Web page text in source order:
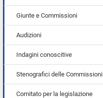
Giunte e Commissioni
Audizioni
Indagini conoscitive
Stenografici delle Commissioni
Comitato per la legislazione